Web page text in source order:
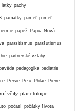
látky pachy
památky paměť paměť
papež Papua Nová-
parasitismus parašutismus
partnerské vztahy
pavěda pedagogika pediatrie
Persie Peru Philae Pierre
vědy planetologie
počasí počátky života